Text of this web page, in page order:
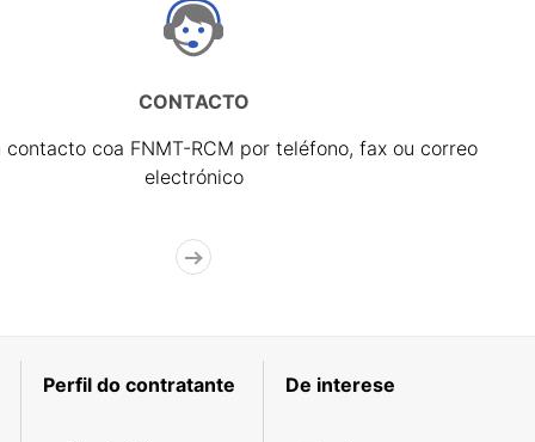
CONTACTO
contacto coa FNMT-RCM por teléfono, fax ou correo
electrónico
Perfil do contratante De interese